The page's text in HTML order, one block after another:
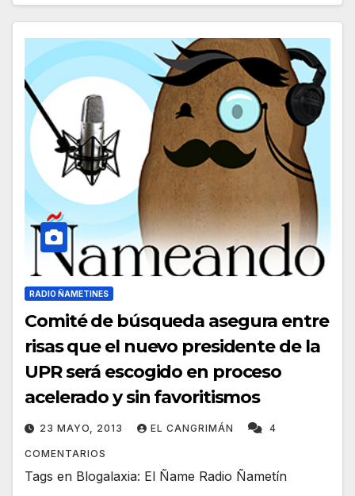
RADIO ÑAMETINES
Comité de búsqueda asegura entre
risas que el nuevo presidente de la
UPR será escogido en proceso
acelerado y sin favoritismos
23 MAYO, 2013 EL CANGRIMÁN 4
COMENTARIOS
Tags en Blogalaxia: El Ñame Radio Ñametín